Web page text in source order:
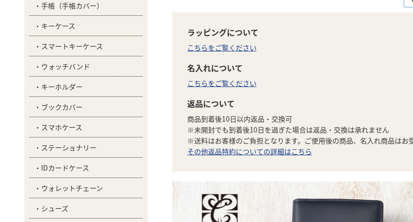
ラッピングについて
こちらをご覧ください
名入れについて
こちらをご覧ください
返品について
商品到着後10日以内返品・交換可
※未開封でも到着後10日を過ぎた場合は返品・交換は承れません
※送料はお客様のご負担となります。ご使用後の商品、名入れ商品はお
その他返品特約についての詳細はこちら
手帳（手帳カバー）
キーケース
スマートキーケース
ウォッチバンド
キーホルダー
ブックカバー
スマホケース
ステーショナリー
IDカードケース
ウォレットチェーン
シューズ